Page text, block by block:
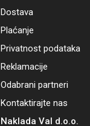
Dostava
Plaćanje
Privatnost podataka
Reklamacije
Odabrani partneri
Kontaktirajte nas
Naklada Val d.o.o.